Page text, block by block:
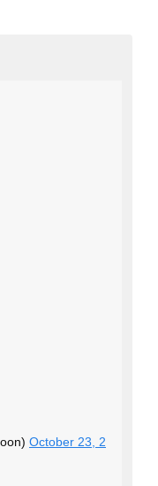
October 23, 2